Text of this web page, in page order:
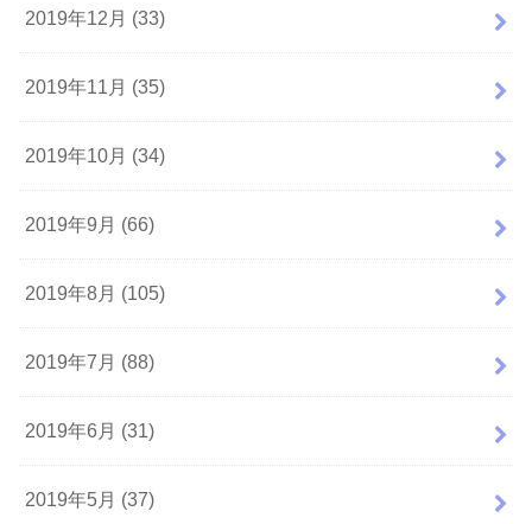
2019年12月 (33)
2019年11月 (35)
2019年10月 (34)
2019年9月 (66)
2019年8月 (105)
2019年7月 (88)
2019年6月 (31)
2019年5月 (37)